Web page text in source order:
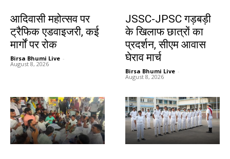
आदिवासी महोत्सव पर
ट्रैफिक एडवाइजरी, कई
मार्गों पर रोक
Birsa Bhumi Live -
August 8, 2026
JSSC-JPSC गड़बड़ी
के खिलाफ छात्रों का
प्रदर्शन, सीएम आवास
घेराव मार्च
Birsa Bhumi Live -
August 8, 2026